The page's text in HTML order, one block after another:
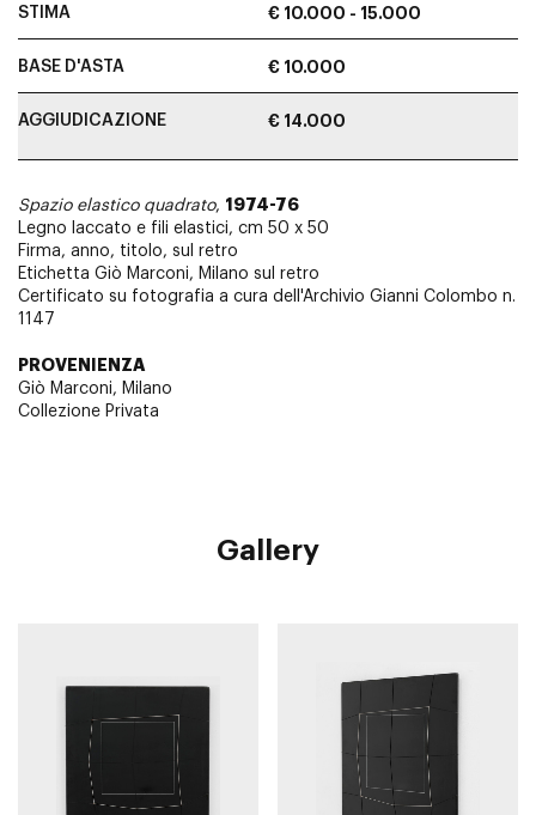
STIMA € 10.000 - 15.000
BASE D'ASTA € 10.000
AGGIUDICAZIONE € 14.000
Spazio elastico quadrato, 1974-76
Legno laccato e fili elastici, cm 50 x 50
Firma, anno, titolo, sul retro
Etichetta Giò Marconi, Milano sul retro
Certificato su fotografia a cura dell'Archivio Gianni Colombo n.
1147
PROVENIENZA
Giò Marconi, Milano
Collezione Privata
Gallery